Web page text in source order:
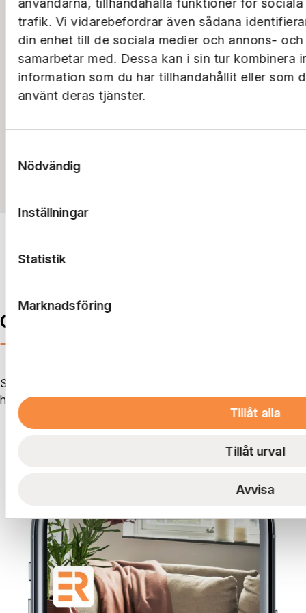
användarna, tillhandahålla funktioner för
trafik. Vi vidarebefordrar även sådana
din enhet till de sociala medier och annons-
samarbetar med. Dessa kan i sin tur kombinera
information som du har tillhandahållit eller som
använt deras tjänster.
Nödvändig
Inställningar
Statistik
Marknadsföring
Tillåt alla
Tillåt urval
Avvisa
Till rapporterna
Genvägen hem
—i mobilen
Skapa serviceärenden, ta emot information från oss som
hyresvärd och kommunicera med dina grannar.